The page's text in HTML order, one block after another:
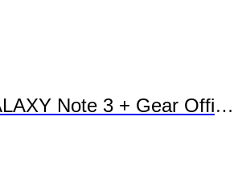
Note 3 + Gear Official TVC